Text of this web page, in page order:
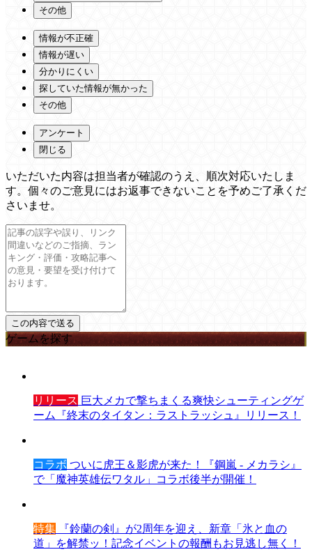
その他
情報が不正確
情報が遅い
分かりにくい
探していた情報が無かった
その他
アンケート
閉じる
いただいた内容は担当者が確認のうえ、順次対応いたしま
す。個々のご意見にはお返事できないことを予めご了承くだ
さいませ。
ゲームを探す
リリース 巨大メカで撃ちまくる爽快シューティングゲ
ーム『終末のタイタン：ラストラッシュ』リリース！
コラボ ついに虎王＆影虎が来た！『鋼嵐 - メカラシ』
で「魔神英雄伝ワタル」コラボ後半が開催！
特集 『鈴蘭の剣』が2周年を迎え、新章「氷と血の
道」を解禁ッ！記念イベントの報酬もお見逃し無く！